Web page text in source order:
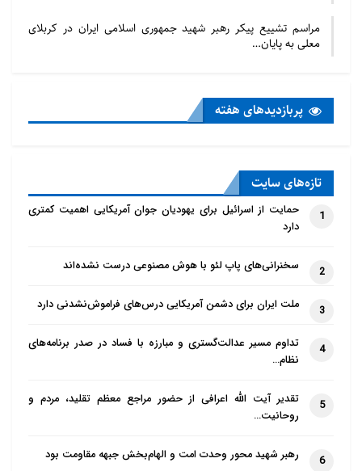
مراسم تشییع پیکر رهبر شهید جمهوری اسلامی ایران در کربلای
معلی به پایان…
پربازدید‌های هفته
تازه‌‌های سایت
1
حمایت از اسرائیل برای یهودیان جوان آمریکایی اهمیت کمتری
دارد
2 سخنرانی‌های پاپ لئو با هوش مصنوعی درست نشده‌اند
3 ملت ایران برای دشمن آمریکایی درس‌های فراموش‌نشدنی دارد
4
تداوم مسیر عدالت‌گستری و مبارزه با فساد در صدر برنامه‌های
نظام…
5
تقدیر آیت الله اعرافی از حضور مراجع معظم تقلید، مردم و
روحانیت…
6 رهبر شهید محور وحدت امت و الهام‌بخش جبهه مقاومت بود